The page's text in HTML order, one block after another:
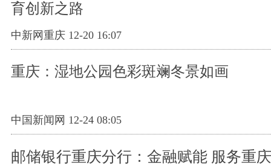
育创新之路
中新网重庆 12-20 16:07
重庆：湿地公园色彩斑斓冬景如画
中国新闻网 12-24 08:05
邮储银行重庆分行：金融赋能 服务重